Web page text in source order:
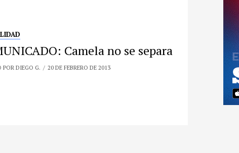
Camela no se separa
POR DIEGO G. 20 DE FEBRERO DE 2013